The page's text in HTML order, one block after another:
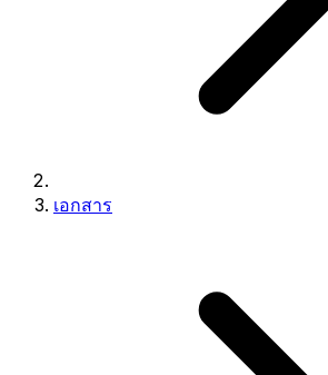
เอกสาร